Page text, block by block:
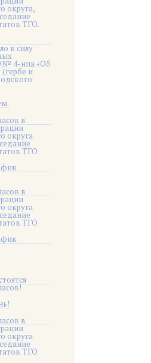
округа,
ТГО.
в силу
№ 4-нпа «Об
и
в
округа
ТГО
в
округа
ТГО
в
округа
ТГО